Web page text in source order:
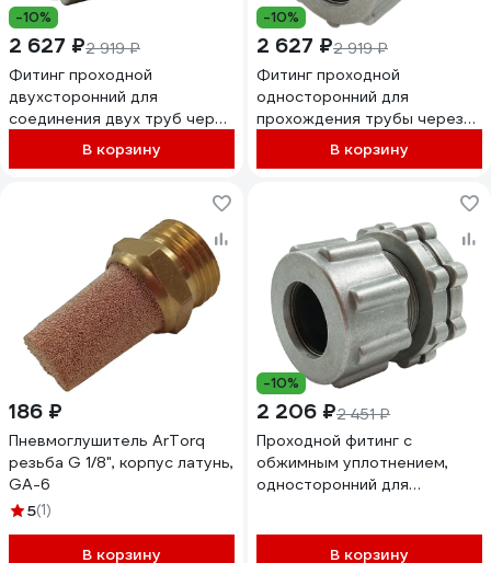
-10%
2 627 ₽2 919 ₽
Фитинг проходной
двухсторонний для
соединения двух труб через
стенку, с обжимным
уплотнением ArTorq PD25-A
В корзину
-10%
2 627 ₽2 919 ₽
Фитинг проходной
односторонний для
прохождения трубы через
стенку, с обжимным
уплотнением ArTorq PS40-A
В корзину
186 ₽
Пневмоглушитель ArTorq
резьба G 1/8", корпус латунь,
GA-6
5(1)
В корзину
-10%
2 206 ₽2 451 ₽
Проходной фитинг с
обжимным уплотнением,
односторонний для
В корзину